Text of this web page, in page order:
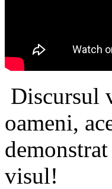
Discursul
oameni,
visul!